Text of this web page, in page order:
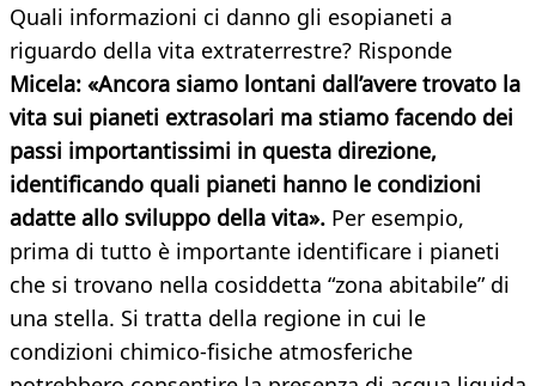
Quali informazioni ci danno gli esopianeti a
riguardo della vita extraterrestre? Risponde
Micela: «Ancora siamo lontani dall’avere trovato la
vita sui pianeti extrasolari ma stiamo facendo dei
passi importantissimi in questa direzione,
identificando quali pianeti hanno le condizioni
adatte allo sviluppo della vita». Per esempio,
prima di tutto è importante identificare i pianeti
che si trovano nella cosiddetta “zona abitabile” di
una stella. Si tratta della regione in cui le
condizioni chimico-fisiche atmosferiche